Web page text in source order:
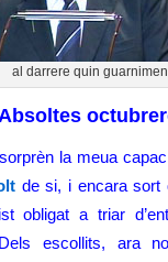
al darrere quin
la meua
de si, i encara sort
obligat a triar
escollits, ara